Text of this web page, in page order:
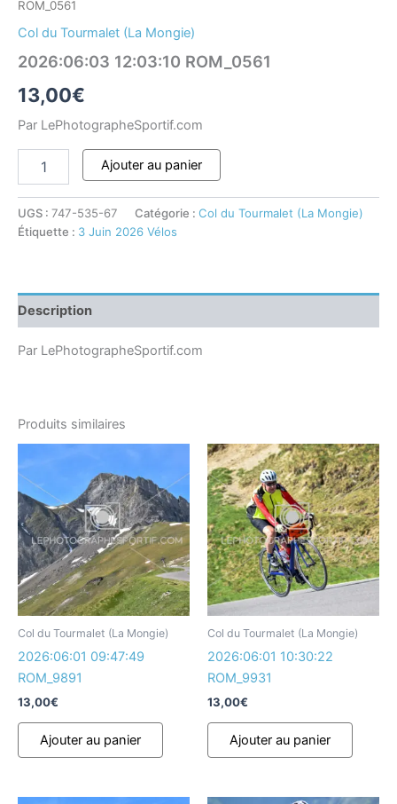
ROM_0561
Col du Tourmalet (La Mongie)
2026:06:03 12:03:10 ROM_0561
13,00€
Par LePhotographeSportif.com
Ajouter au panier
UGS : 747-535-67 Catégorie : Col du Tourmalet (La Mongie)
Étiquette : 3 Juin 2026 Vélos
Description
Par LePhotographeSportif.com
Produits similaires
Col du Tourmalet (La Mongie)
2026:06:01 09:47:49
ROM_9891
13,00€
Ajouter au panier
Col du Tourmalet (La Mongie)
2026:06:01 10:30:22
ROM_9931
13,00€
Ajouter au panier